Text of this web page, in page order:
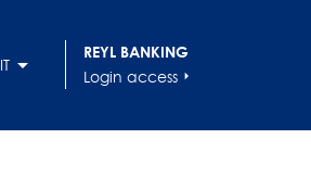
IT
REYL BANKING
Login access arrow_right